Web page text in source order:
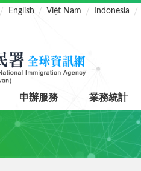
English Việt Nam Indonesia
申辦服務 業務統計